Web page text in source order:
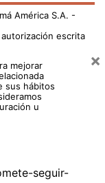
América S.A. -
escrita
mejorar
sus hábitos
u
×
seguir-